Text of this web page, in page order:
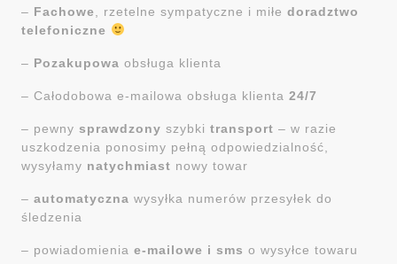
– Fachowe , rzetelne sympatyczne i miłe doradztwo
telefoniczne
– Pozakupowa obsługa klienta
– Całodobowa e-mailowa obsługa klienta 24/7
– pewny sprawdzony szybki transport – w razie
uszkodzenia ponosimy pełną odpowiedzialność,
wysyłamy natychmiast nowy towar
– automatyczna wysyłka numerów przesyłek do
śledzenia
– powiadomienia e-mailowe i sms o wysyłce towaru